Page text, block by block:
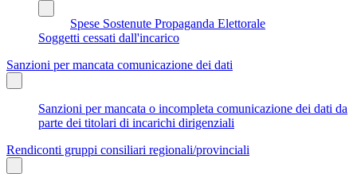
Spese Sostenute Propaganda Elettorale
Soggetti cessati dall'incarico
Sanzioni per mancata comunicazione dei dati
Sanzioni per mancata o incompleta comunicazione dei dati da
parte dei titolari di incarichi dirigenziali
Rendiconti gruppi consiliari regionali/provinciali